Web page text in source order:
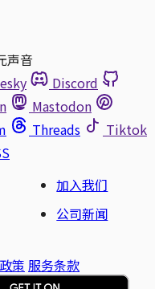
声音
Discord
Mastodon
Threads
Tiktok
加入我们
公司新闻
策 服务条款